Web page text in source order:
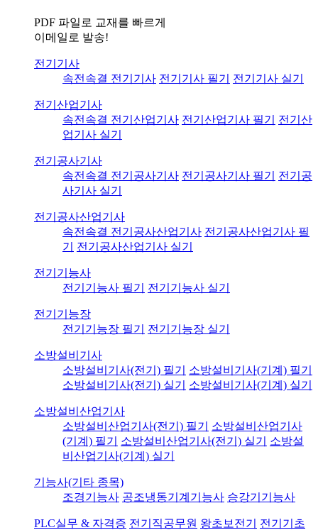
PDF 파일로 교재를 빠르게
이메일로 발송!
전기기사
속전속결 전기기사 전기기사 필기 전기기사 실기
전기산업기사
속전속결 전기산업기사 전기산업기사 필기
전기산
업기사 실기
전기공사기사
속전속결 전기공사기사 전기공사기사 필기
전기공
사기사 실기
전기공사산업기사
속전속결 전기공사산업기사 전기공사산업기사 필
기
전기공사산업기사 실기
전기기능사
전기기능사 필기
전기기능사 실기
전기기능장
전기기능장 필기
전기기능장 실기
소방설비기사
소방설비기사(전기) 필기
소방설비기사(기계) 필기
소방설비기사(전기) 실기
소방설비기사(기계) 실기
소방설비산업기사
소방설비산업기사(전기) 필기
소방설비산업기사
(기계) 필기
소방설비산업기사(전기) 실기
소방설
비산업기사(기계) 실기
기능사(기타 종목)
조경기능사 공조냉동기계기능사 승강기기능사
PLC실무 & 자격증 전기직공무원 왕초보전기 전기기초